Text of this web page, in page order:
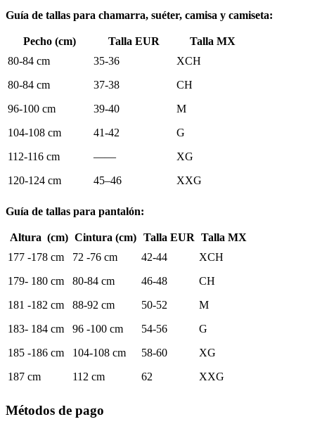
Guía de tallas para chamarra, suéter, camisa y camiseta:
Pecho (cm) Talla EUR
Talla MX
80-84 cm
35-36
XCH
80-84 cm
37-38
CH
96-100 cm
39-40
M
104-108 cm
41-42
G
112-116 cm
——
XG
120-124 cm
45–46 XXG
Guía de tallas para pantalón:
Altura (cm) Cintura (cm) Talla EUR Talla MX
177 -178 cm
72 -76 cm 42-44
XCH
179- 180 cm
80-84 cm 46-48
CH
181 -182 cm
88-92 cm 50-52
M
183- 184 cm
96 -100 cm 54-56
G
185 -186 cm
104-108 cm 58-60
XG
187 cm
112 cm 62 XXG
Métodos de pago